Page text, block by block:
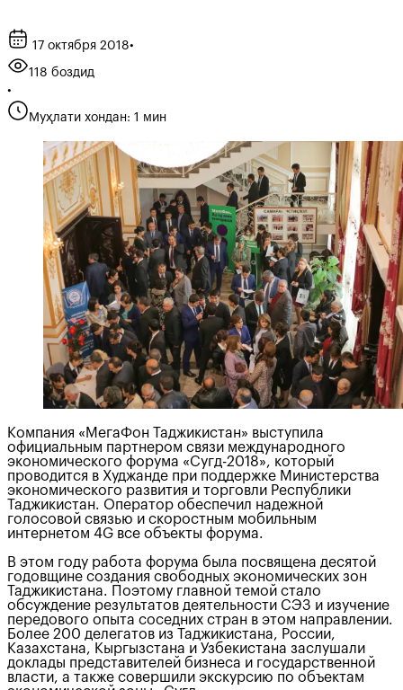
17 октября 2018•
118 боздид
•
Муҳлати хондан: 1 мин
Компания «МегаФон Таджикистан» выступила
официальным партнером связи международного
экономического форума «Сугд-2018», который
проводится в Худжанде при поддержке Министерства
экономического развития и торговли Республики
Таджикистан. Оператор обеспечил надежной
голосовой связью и скоростным мобильным
интернетом 4G все объекты форума.
В этом году работа форума была посвящена десятой
годовщине создания свободных экономических зон
Таджикистана. Поэтому главной темой стало
обсуждение результатов деятельности СЭЗ и изучение
передового опыта соседних стран в этом направлении.
Более 200 делегатов из Таджикистана, России,
Казахстана, Кыргызстана и Узбекистана заслушали
доклады представителей бизнеса и государственной
власти, а также совершили экскурсию по объектам